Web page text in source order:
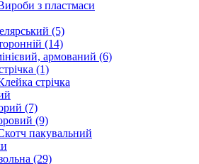
з пластмаси
(5)
(14)
армований (6)
(1)
стрічка
(7)
(9)
пакувальний
(29)